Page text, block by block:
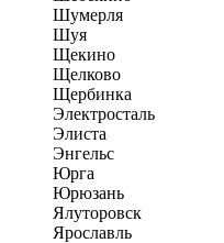
Шумерля
Шуя
Щекино
Щелково
Щербинка
Электросталь
Элиста
Энгельс
Юрга
Юрюзань
Ялуторовск
Ярославль